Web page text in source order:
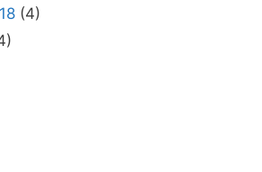
(4)